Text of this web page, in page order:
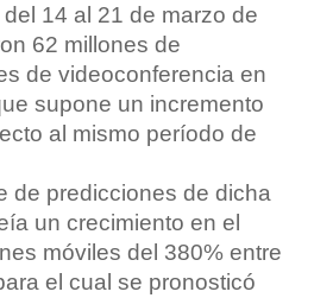
14 al 21 de marzo de
62 millones de
de videoconferencia en
supone un incremento
al mismo período de
de predicciones de dicha
un crecimiento en el
móviles del 380% entre
el cual se pronosticó